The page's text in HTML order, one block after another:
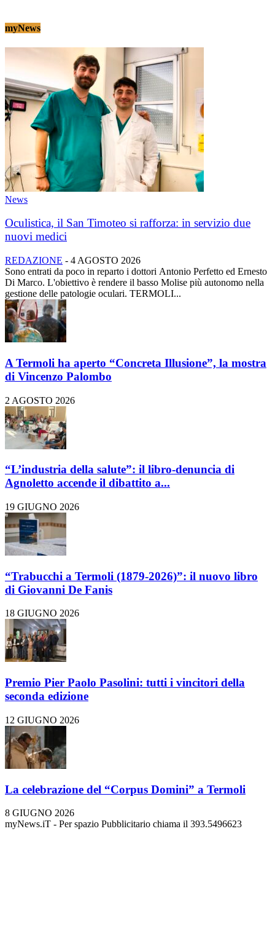
myNews
News
Oculistica, il San Timoteo si rafforza: in servizio due
nuovi medici
REDAZIONE - 4 AGOSTO 2026
Sono entrati da poco in reparto i dottori Antonio Perfetto ed Ernesto
Di Marco. L'obiettivo è rendere il basso Molise più autonomo nella
gestione delle patologie oculari. TERMOLI...
A Termoli ha aperto “Concreta Illusione”, la mostra
di Vincenzo Palombo
2 AGOSTO 2026
“L’industria della salute”: il libro-denuncia di
Agnoletto accende il dibattito a...
19 GIUGNO 2026
“Trabucchi a Termoli (1879-2026)”: il nuovo libro
di Giovanni De Fanis
18 GIUGNO 2026
Premio Pier Paolo Pasolini: tutti i vincitori della
seconda edizione
12 GIUGNO 2026
La celebrazione del “Corpus Domini” a Termoli
8 GIUGNO 2026
myNews.iT - Per spazio Pubblicitario chiama il 393.5496623